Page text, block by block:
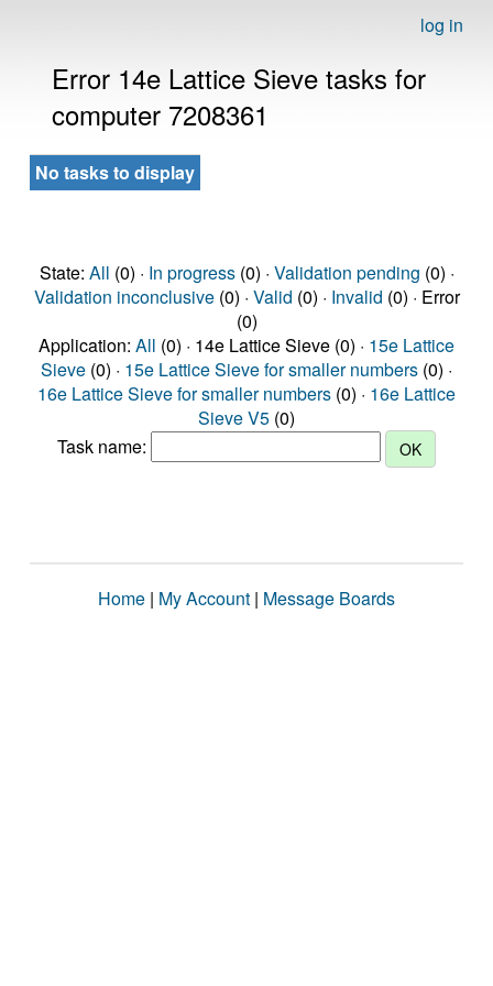
log in
Error 14e Lattice Sieve tasks for
computer 7208361
No tasks to display
State: All (0) · In progress(0) · Validation pending (0) ·
Validation inconclusive(0) · Valid (0) · Invalid (0) · Error
(0)
Application: All (0) · 14e Lattice Sieve (0) · 15e Lattice
Sieve (0) · 15e Lattice Sieve for smaller numbers (0) ·
16e Lattice Sieve for smaller numbers (0) · 16e Lattice
Sieve V5 (0)
Task name:
Home | My Account | Message Boards